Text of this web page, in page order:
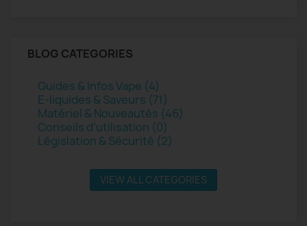
BLOG CATEGORIES
Guides & Infos Vape (4)
E-liquides & Saveurs (71)
Matériel & Nouveautés (46)
Conseils d’utilisation (0)
Législation & Sécurité (2)
VIEW ALL CATEGORIES